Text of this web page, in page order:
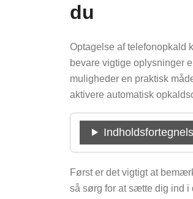
du
Optagelse af telefonopkald
bevare vigtige oplysninger
muligheder en praktisk
aktivere automatisk
Først er det vigtigt at
så sørg for at sætte dig ind i